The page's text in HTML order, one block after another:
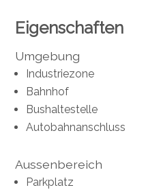
Eigenschaften
Umgebung
Industriezone
Bahnhof
Bushaltestelle
Autobahnanschluss
Aussenbereich
Parkplatz